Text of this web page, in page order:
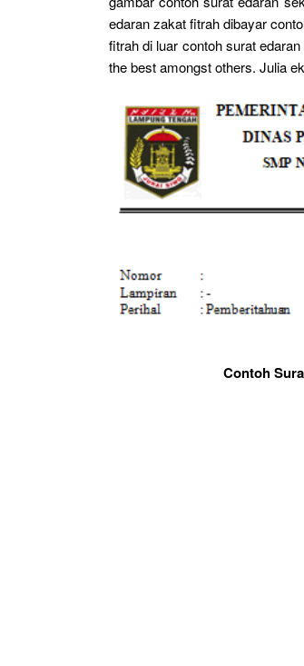
edaran zakat fitrah dibayar
fitrah di luar contoh surat
the best amongst others. Julia
Contoh